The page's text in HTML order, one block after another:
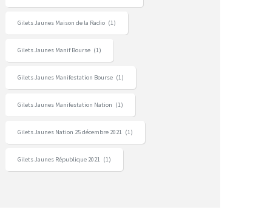
Gilets Jaunes Maison de la Radio (1)
Gilets Jaunes Manif Bourse (1)
Gilets Jaunes Manifestation Bourse (1)
Gilets Jaunes Manifestation Nation (1)
Gilets Jaunes Nation 25 décembre 2021 (1)
Gilets Jaunes République 2021 (1)